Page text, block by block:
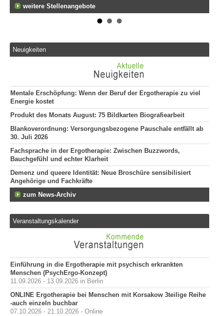
weitere Stellenangebote
Neuigkeiten
Mentale Erschöpfung: Wenn der Beruf der Ergotherapie zu viel
Energie kostet
Produkt des Monats August: 75 Bildkarten Biografiearbeit
Blankoverordnung: Versorgungsbezogene Pauschale entfällt ab
30. Juli 2026
Fachsprache in der Ergotherapie: Zwischen Buzzwords,
Bauchgefühl und echter Klarheit
Demenz und queere Identität: Neue Broschüre sensibilisiert
Angehörige und Fachkräfte
zum News-Archiv
Veranstaltungskalender
Einführung in die Ergotherapie mit psychisch erkrankten
Menschen (PsychErgo-Konzept)
11.09.2026 - 13.09.2026 in Berlin
ONLINE Ergotherapie bei Menschen mit Korsakow 3teilige Reihe
-auch einzeln buchbar
07.10.2026 - 21.10.2026 - Online